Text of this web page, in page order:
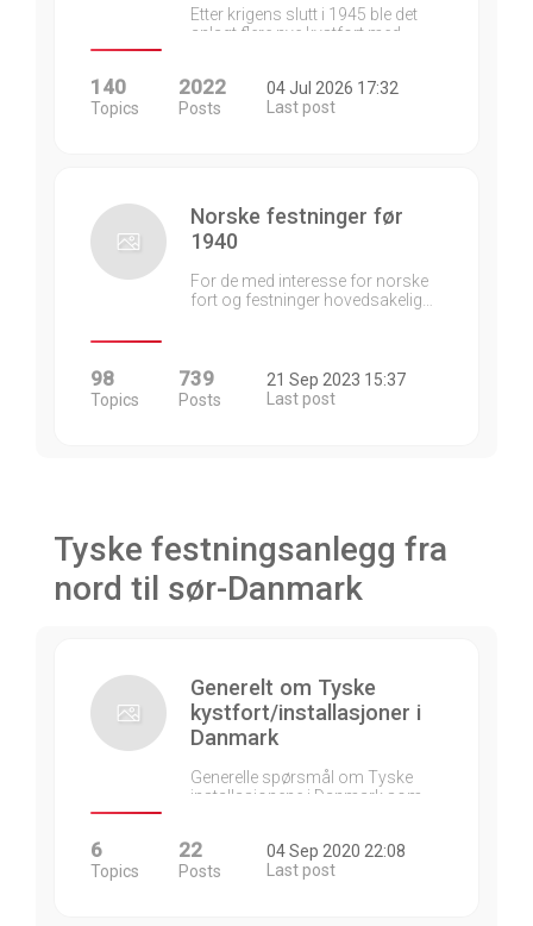
Etter krigens slutt i 1945 ble det
anlagt flere nye kystfort med…
140
Topics
2022
Posts
04 Jul 2026 17:32
Last post
Norske festninger før
1940
For de med interesse for norske
fort og festninger hovedsakelig…
98
Topics
739
Posts
21 Sep 2023 15:37
Last post
Tyske festningsanlegg fra
nord til sør-Danmark
Generelt om Tyske
kystfort/installasjoner i
Danmark
Generelle spørsmål om Tyske
installasjonene i Danmark som…
6
Topics
22
Posts
04 Sep 2020 22:08
Last post